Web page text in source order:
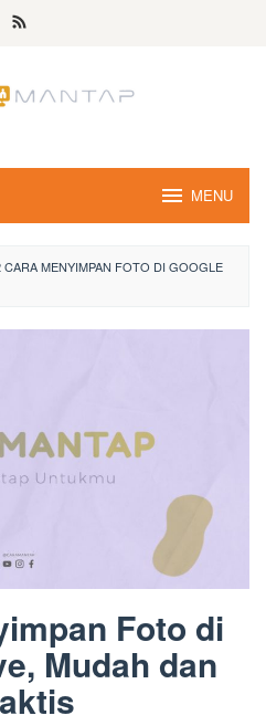
MENU
CARA MENYIMPAN FOTO DI GOOGLE
Foto di
Mudah dan